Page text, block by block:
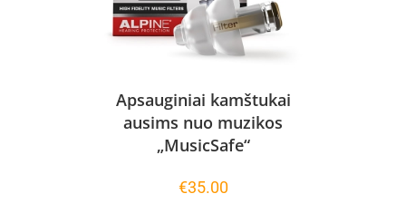
Apsauginiai kamštukai
ausims nuo muzikos
„MusicSafe“
€35.00